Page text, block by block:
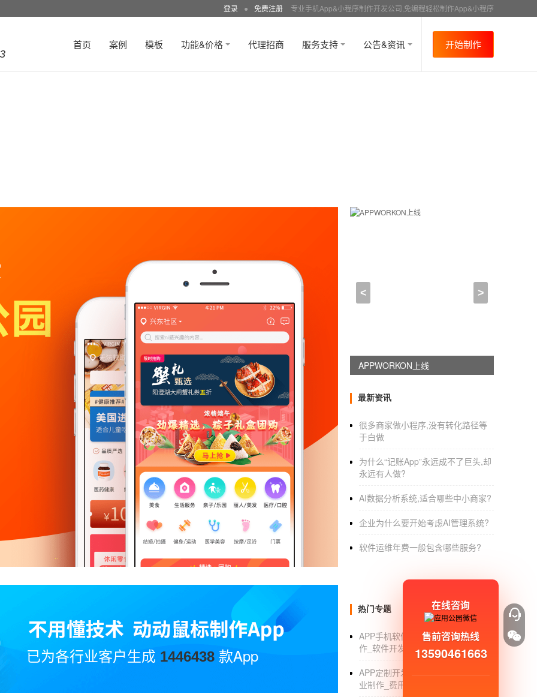
登录 ● 免费注册 专业手机App&小程序制作开发公司,免编程轻松制作App&小程序
首页 案例 模板 功能&价格 代理招商 服务支持 公告&资讯 开始制作
2021-03-15 15:30:00
别人进入你的淘宝客的链接，你可以把
我通常是自己做自己的淘宝客，就是假如
宝客也做买家，这样就可以赚了
还有淘宝客账号是需要实名认证的和支付
希望能帮到了你，祝你天天开心
程序软件编号！
在公众号的高级功能中获取。3月份的时
照和组织机构代码证等证明，一般公众号是
礼物APP开发盈利模式详解
现在礼物类的产品越来越多，常常有人
荐商家商品，用户看到想要购买，就会跳转
已为各行业客户生成 1446438 款App
< >
APPWORKON上线
最新资讯
很多商家做小程序,没有转化路径等
于白做
为什么“记账App”永远成不了巨头,却
永远有人做?
AI数据分析系统,适合哪些中小商家?
企业为什么要开始考虑AI管理系统?
软件运维年费一般包含哪些服务?
热门专题
APP手机软件制作_APP手机怎么制
作_软件开发_流程
APP定制开发_APP定制开发公司_专
业制作_费用_外包
在线咨询
售前咨询热线
13590461663